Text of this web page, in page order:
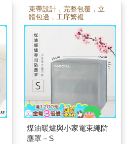
束帶設計，完整包覆，立
體包邊，工序繁複
煤油暖爐與小家電束繩防
塵罩－S